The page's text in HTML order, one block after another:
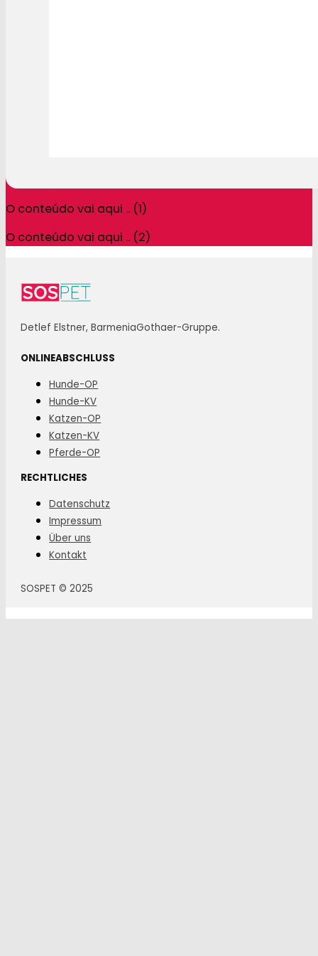
O conteúdo vai aqui .. (1)
O conteúdo vai aqui .. (2)
Detlef Elstner, BarmeniaGothaer-Gruppe.
ONLINEABSCHLUSS
Hunde-OP
Hunde-KV
Katzen-OP
Katzen-KV
Pferde-OP
RECHTLICHES
Datenschutz
Impressum
Über uns
Kontakt
SOSPET © 2025